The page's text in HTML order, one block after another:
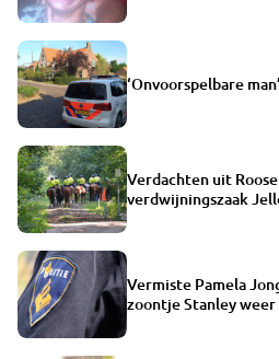
‘Onvoorspelbare
Verdachten uit
verdwijningszaak
Vermiste Pamela
zoontje Stanley